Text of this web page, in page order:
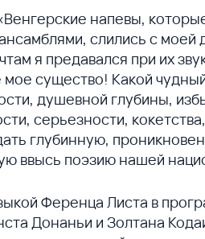
напевы,
слились с
я предавался при их
существо! Какой
душевной глубины,
серьезности,
глубинную,
ввысь поэзию нашей
Ференца Листа в
Донаньи и Золтана